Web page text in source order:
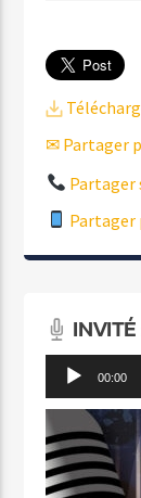
✉ Partager
Partager
Partager
Lecteur 00:00